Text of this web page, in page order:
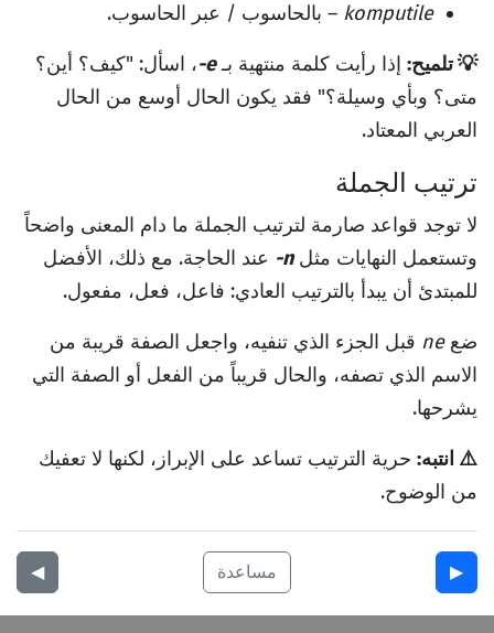
komputile – بالحاسوب / عبر الحاسوب.
💡 تلميح: إذا رأيت كلمة منتهية بـ-e، اسأل: "كيف؟ أين؟
متى؟ وبأي وسيلة؟" فقد يكون الحال أوسع من الحال
العربي المعتاد.
ترتيب الجملة
لا توجد قواعد صارمة لترتيب الجملة ما دام المعنى واضحاً
وتستعمل النهايات مثل-n عند الحاجة. مع ذلك، الأفضل
للمبتدئ أن يبدأ بالترتيب العادي: فاعل، فعل، مفعول.
ضعne قبل الجزء الذي تنفيه، واجعل الصفة قريبة من
الاسم الذي تصفه، والحال قريباً من الفعل أو الصفة التي
يشرحها.
⚠️ انتبه: حرية الترتيب تساعد على الإبراز، لكنها لا تعفيك
من الوضوح.
◀︎ مساعدة ▶︎